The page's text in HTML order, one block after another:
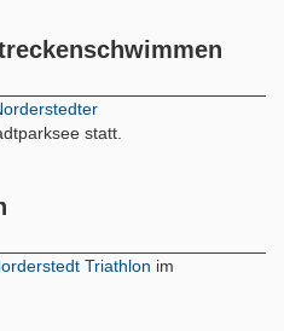
statt.
Triathlon im